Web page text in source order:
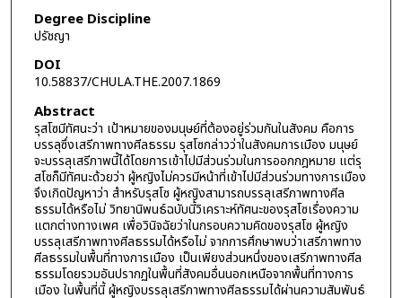
Degree Discipline
ปรัชญา
DOI
10.58837/CHULA.THE.2007.1869
Abstract
รุสโซมีทัศนะว่า เป้าหมายของมนุษย์ที่ต้องอยู่ร่วมกันในสังคม คือการ
บรรลุซึ่งเสรีภาพทางศีลธรรม รุสโซกล่าวว่าในสังคมการเมือง มนุษย์
จะบรรลุเสรีภาพนี้ได้โดยการเข้าไปมีส่วนร่วมในการออกกฎหมาย แต่รุ
สโซก็มีทัศนะด้วยว่า ผู้หญิงไม่ควรมีหน้าที่เข้าไปมีส่วนร่วมทางการเมือง
จึงเกิดปัญหาว่า สำหรับรุสโซ ผู้หญิงสามารถบรรลุเสรีภาพทางศีล
ธรรมได้หรือไม่ วิทยานิพนธ์ฉบับนี้วิเคราะห์ทัศนะของรุสโซเรื่องความ
แตกต่างทางเพศ เพื่อวินิจฉัยว่าในกรอบความคิดของรุสโซ ผู้หญิง
บรรลุเสรีภาพทางศีลธรรมได้หรือไม่ จากการศึกษาพบว่าเสรีภาพทาง
ศีลธรรมในพื้นที่ทางการเมือง เป็นเพียงส่วนหนึ่งของเสรีภาพทางศีล
ธรรมโดยรวมอันปรากฏในพื้นที่สังคมอื่นนอกเหนือจากพื้นที่ทางการ
เมือง ในพื้นที่นี้ ผู้หญิงบรรลุเสรีภาพทางศีลธรรมได้ผ่านความสัมพันธ์